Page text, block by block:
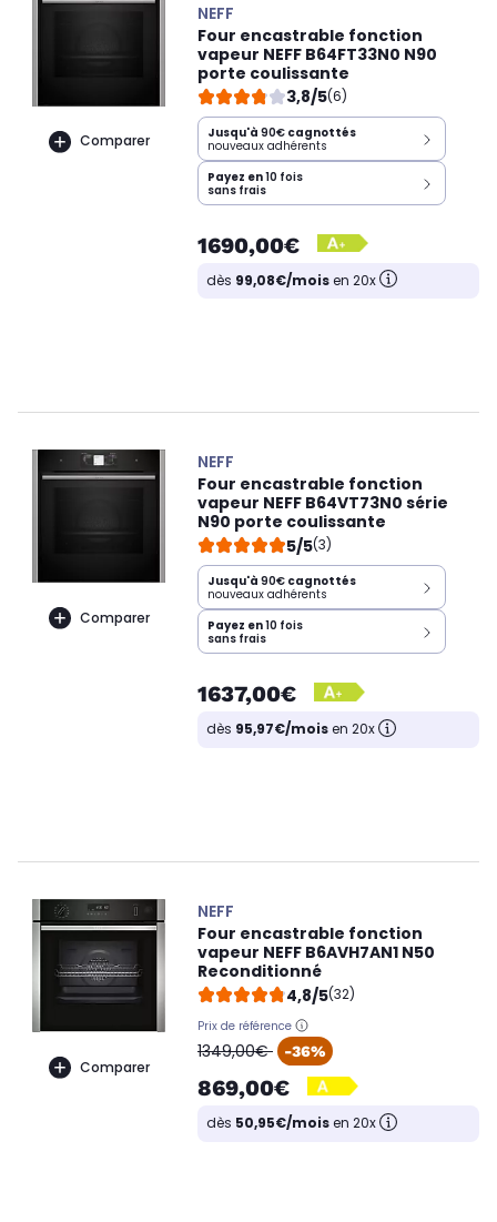
Comparer
NEFF
Four encastrable fonction
vapeur NEFF B64FT33N0 N90
porte coulissante
3,8/5(6)
Jusqu'à 90€ cagnottés
nouveaux adhérents
Payez en10 fois
sans frais
1690,00€
dès 99,08€/moisen 20x
Comparer
NEFF
Four encastrable fonction
vapeur NEFF B64VT73N0 série
N90 porte coulissante
5/5(3)
Jusqu'à 90€ cagnottés
nouveaux adhérents
Payez en10 fois
sans frais
1637,00€
dès 95,97€/moisen 20x
Comparer
NEFF
Four encastrable fonction
vapeur NEFF B6AVH7AN1 N50
Reconditionné
4,8/5(32)
Prix de référence
oldPrice
1349,00€ -36%
869,00€
dès 50,95€/moisen 20x